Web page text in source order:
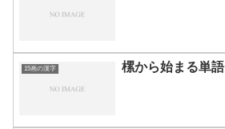
15画の漢字 樏から始まる単語